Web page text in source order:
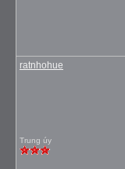
ratnhohue
Trung úy